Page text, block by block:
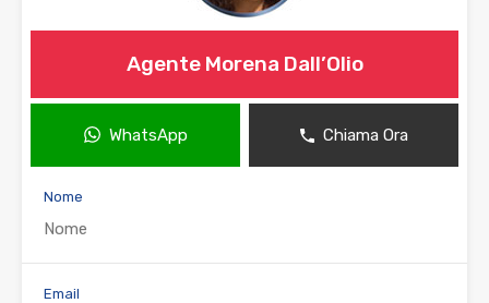
Agente Morena Dall’Olio
WhatsApp Chiama Ora
Nome
Email